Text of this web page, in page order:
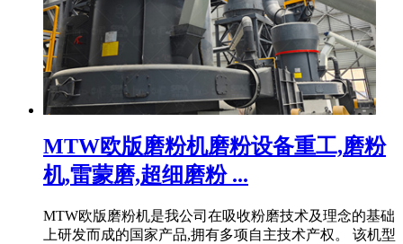
MTW欧版磨粉机磨粉设备重工,磨粉
机,雷蒙磨,超细磨粉 ...
MTW欧版磨粉机是我公司在吸收粉磨技术及理念的基础
上研发而成的国家产品,拥有多项自主技术产权。 该机型